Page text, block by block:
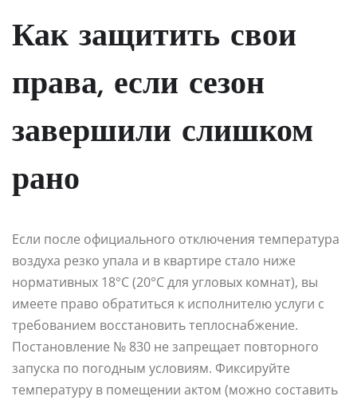
Как защитить свои
права, если сезон
завершили слишком
рано
Если после официального отключения температура
воздуха резко упала и в квартире стало ниже
нормативных 18°C (20°C для угловых комнат), вы
имеете право обратиться к исполнителю услуги с
требованием восстановить теплоснабжение.
Постановление № 830 не запрещает повторного
запуска по погодным условиям. Фиксируйте
температуру в помещении актом (можно составить